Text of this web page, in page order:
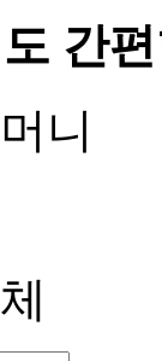
간
니